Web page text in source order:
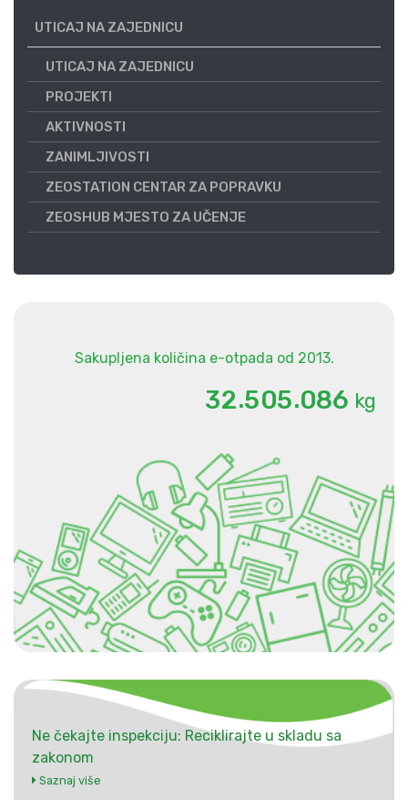
UTICAJ NA ZAJEDNICU
UTICAJ NA ZAJEDNICU
PROJEKTI
AKTIVNOSTI
ZANIMLJIVOSTI
ZEOSTATION CENTAR ZA POPRAVKU
ZEOSHUB MJESTO ZA UČENJE
Sakupljena količina e-otpada od 2013.
32.505.086 kg
Ne čekajte inspekciju: Reciklirajte u skladu sa
zakonom
Saznaj više